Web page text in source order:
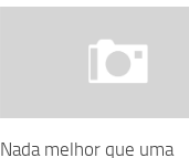
Nada melhor que uma